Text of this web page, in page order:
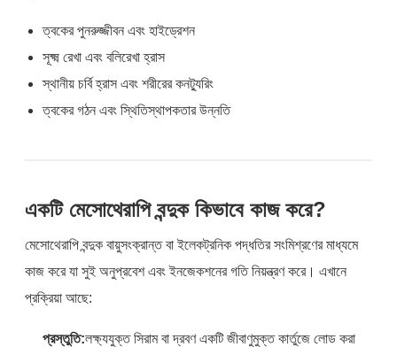
ত্বকের পুনরুজ্জীবন এবং হাইড্রেশন
সূক্ষ্ম রেখা এবং বলিরেখা হ্রাস
স্থানীয় চর্বি হ্রাস এবং শরীরের কনট্যুরিং
ত্বকের গঠন এবং স্থিতিস্থাপকতার উন্নতি
একটি মেসোথেরাপি বন্দুক কিভাবে কাজ করে?
মেসোথেরাপি বন্দুক বায়ুসংক্রান্ত বা ইলেকট্রনিক পদ্ধতির সংমিশ্রণের মাধ্যমে
কাজ করে যা সুই অনুপ্রবেশ এবং ইনজেকশনের গতি নিয়ন্ত্রণ করে। এখানে
প্রক্রিয়া আছে:
প্রস্তুতি:লক্ষ্যযুক্ত সিরাম বা দ্রবণ একটি জীবাণুমুক্ত কার্তুজে লোড করা